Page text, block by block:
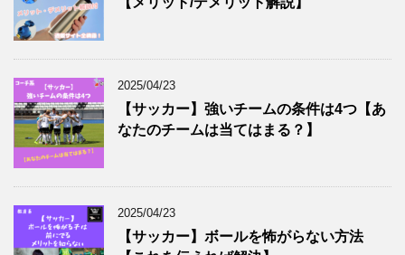
2025/04/23
【サッカー】強いチームの条件は4つ【あ
なたのチームは当てはまる？】
2025/04/23
【サッカー】ボールを怖がらない方法